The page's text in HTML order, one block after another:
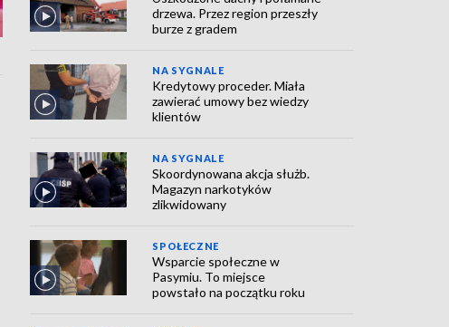
drzewa. Przez region przeszły
burze z gradem
NA SYGNALE
Kredytowy proceder. Miała
zawierać umowy bez wiedzy
klientów
NA SYGNALE
Skoordynowana akcja służb.
Magazyn narkotyków
zlikwidowany
SPOŁECZNE
Wsparcie społeczne w
Pasymiu. To miejsce
powstało na początku roku